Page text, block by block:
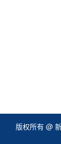
版权所有 @